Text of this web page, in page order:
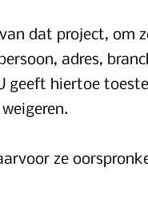
van dat project, om
adres,
geeft hiertoe
ze